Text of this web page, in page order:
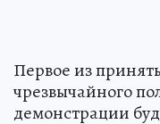
Первое из
чрезвычайного
демонстрации